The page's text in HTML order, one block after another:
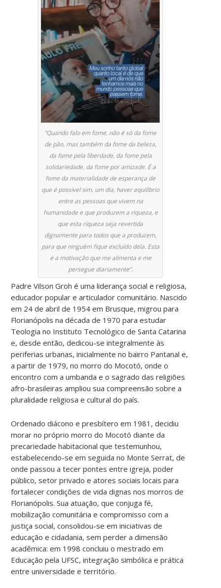
“Quando falo em fome, não é só da fome
de pão, mas também da fome da beleza,
da fome pela liberdade, da fome pela
solidariedade, da fome por amizade. É a
fome da materialidade de esperança de
que é possível sim, um dia, haver equilíbrio
entre as pessoas que vivem na
humanidade e que produzem a riqueza, e
que esta riqueza seja revertida
dignamente para todos que a produzem,
para que ninguém fique excluído dela. Esta
é a motivação que me alimenta e me
persegue diariamente”.
Padre Vilson Groh é uma liderança social e religiosa,
educador popular e articulador comunitário. Nascido
em 24 de abril de 1954 em Brusque, migrou para
Florianópolis na década de 1970 para estudar
Teologia no Instituto Tecnológico de Santa Catarina
e, desde então, dedicou-se integralmente às
periferias urbanas, inicialmente no bairro Pantanal e,
a partir de 1979, no morro do Mocotó, onde o
encontro com a umbanda e o sagrado das religiões
afro-brasileiras ampliou sua compreensão sobre a
pluralidade religiosa e cultural do país.
Ordenado diácono e presbítero em 1981, decidiu
morar no próprio morro do Mocotó diante da
precariedade habitacional que testemunhou,
estabelecendo-se em seguida no Monte Serrat, de
onde passou a tecer pontes entre igreja, poder
público, setor privado e atores sociais locais para
fortalecer condições de vida dignas nos morros de
Florianópolis. Sua atuação, que conjuga fé,
mobilização comunitária e compromisso com a
justiça social, consolidou-se em iniciativas de
educação e cidadania, sem perder a dimensão
acadêmica: em 1998 concluiu o mestrado em
Educação pela UFSC, integração simbólica e prática
entre universidade e território.